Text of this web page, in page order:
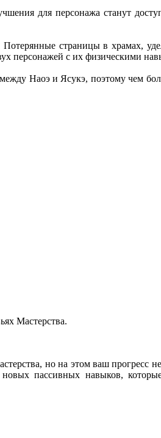
для персонажа станут
страницы в храмах,
персонажей с их физическими
Наоэ и Ясукэ, поэтому чем
Мастерства.
но на этом ваш прогресс
пассивных навыков,